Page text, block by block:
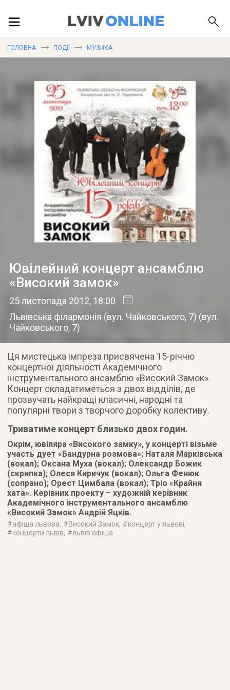
ПУБЛІКАЦІЇ
ДОВІДКА
ГОЛОВНА ПОДІЇ МУЗИКА
Ювілейний концерт ансамблю
«Високий замок»
25 листопада 2012, 18:00
Львівська філармонія (вул. Чайковського, 7) (вул.
Чайковського, 7)
Ця мистецька імпреза присвячена 15-річчю
концертної діяльності Академічного
інструментального ансамблю «Високий Замок».
Концерт складатиметься з двох відділів, де
прозвучать найкращі класичні, народні та
популярні твори з творчого доробку колективу.
Триватиме концерт близько двох годин.
Окрім, ювіляра «Високого замку», у концерті візьме
участь дует «Бандурна розмова»; Наталя Марківська
(вокал); Оксана Муха (вокал); Олександр Божик
(скрипка); Олеся Киричук (вокал); Ольга Фенюк
(сопрано); Орест Цимбала (вокал); Тріо «Крайня
хата». Керівник проекту – художній керівник
Академічного інструментального ансамблю
«Високий Замок» Андрій Яцків.
#афіша львова, #Високий Замок, #концерт у львові,
#концерти львів, #львів афіша